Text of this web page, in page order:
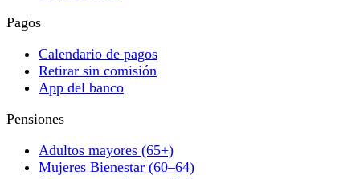
Pagos
Calendario de pagos
Retirar sin comisión
App del banco
Pensiones
Adultos mayores (65+)
Mujeres Bienestar (60–64)